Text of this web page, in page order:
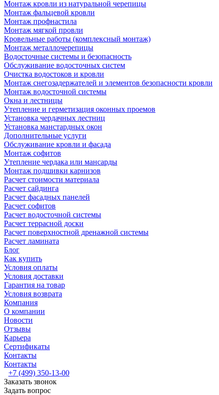
Монтаж кровли из натуральной черепицы
Монтаж фальцевой кровли
Монтаж профнастила
Монтаж мягкой провли
Кровельные работы (комплексный монтаж)
Монтаж металлочерепицы
Водосточные системы и безопасность
Обслуживание водосточных систем
Очистка водостоков и кровли
Монтаж снегозадержателей и элементов безопасности кровли
Монтаж водосточной системы
Окна и лестницы
Утепление и герметизация оконных проемов
Установка чердачных лестниц
Установка манстардных окон
Дополнительные услуги
Обслуживание кровли и фасада
Монтаж софитов
Утепление чердака или мансарды
Монтаж подшивки карнизов
Расчет стоимости материала
Расчет сайдинга
Расчет фасадных панелей
Расчет софитов
Расчет водосточной системы
Расчет террасной доски
Расчет поверхностной дренажной системы
Расчет ламината
Блог
Как купить
Условия оплаты
Условия доставки
Гарантия на товар
Условия возврата
Компания
О компании
Новости
Отзывы
Карьера
Сертификаты
Контакты
Контакты
+7 (499) 350-13-00
Заказать звонок
Задать вопрос